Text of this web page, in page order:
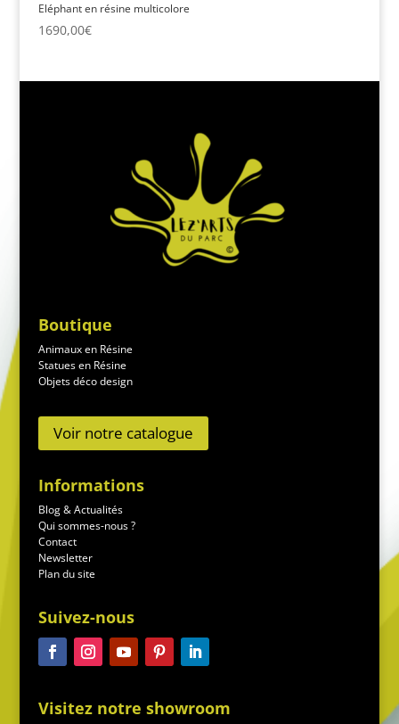
Eléphant en résine multicolore
1690,00€
Boutique
Animaux en Résine
Statues en Résine
Objets déco design
Voir notre catalogue
Informations
Blog & Actualités
Qui sommes-nous ?
Contact
Newsletter
Plan du site
Suivez-nous
Visitez notre showroom